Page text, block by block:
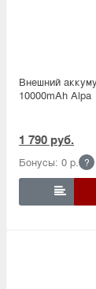
Внешний
10000mAh Alpa
1 790 руб.
Бонусы: 0 р. ?
